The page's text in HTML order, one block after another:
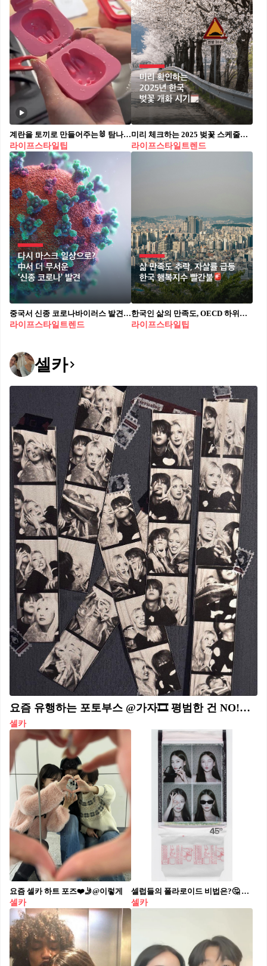
계란을 토끼로 만들어주는🐰 탐나는데?🥚
라이프스타일팁
미리 체크하는 2025 벚꽃 스케줄🗓️ 호텔스닷컴이 예측한 2025년 한국 벚꽃 개화시기가 공개됐습니다. 호텔스닷컴에 따르면, 올해 벚꽃은 제주에서 3월 21일경 가장 먼저 시작될 예정이며, 이후 남부 지역, 중부 지역, 그리고 마지막으로 강원 지역까지 차례로 벚꽃이 피어나면서 전국이 분홍빛으로 물들 예정입니다. 강원 지역은 4월 초까지 벚꽃이 필 것으로 예상되며, 올해는 기후 변화로 인해 예년보다 2~3일 정도 개화 시기가 앞당겨질 전망입니다. 올해도 아름다운 벚꽃이 전국을 수놓을 예정이니, 미리 개화 시기를 확인하고 벚꽃 여행 계획을 세워보는 것도 좋겠네요.
라이프스타일트렌드
중국서 신종 코로나바이러스 발견🦠 중국 우한에서 새로운 코로나바이러스(HKU5-CoV-2)가 발견되며 우려가 커지고 있습니다. 사우스차이나모닝포스트(SCMP)에 따르면, 중국 연구진은 박쥐에서 인간으로 전염될 가능성이 높은 이 바이러스를 확인했습니다. 특히, 이번 연구를 주도한 시정리 박사는 HKU5-CoV-2가 인간의 ACE2 수용체와 결합하는 특성을 가져 일반 감기 바이러스와 유사하지만, 감염력은 더 강력할 수 있다고 경고했습니다. 연구진은 극저온 전자현미경(Cryo-EM) 기술을 통해 HKU5-CoV-2가 인간 세포뿐만 아니라 장기 조직까지 감염시킬 수 있음을 확인했습니다. 해당 바이러스는 메르스(MERS)를 유발하는 메르베코바이러스 그룹에 속하며, 직접 전염되거나 중간 숙주를 통해 인간에게 확산될 가능성이 높은 것으로 분석됐습니다. 이에 따라, 신종 코로나바이러스의 전파 가능성을 면밀히 모니터링해야 한다는 경고가 이어지고 있습니다.
라이프스타일트렌드
한국인 삶의 만족도, OECD 하위권😳 한국인의 삶의 만족도가 4년 만에 하락하며 OECD 38개국 중 33위에 머물렀습니다. 통계청이 발표한 ‘국민 삶의 질 2024’ 보고서에 따르면, 2023년 삶의 만족도는 6.4점으로 전년 대비 0.1점 떨어졌으며, 특히 저소득층과 고연령층에서 만족도가 더욱 낮은 것으로 나타났습니다. 가족관계 만족도, 대인 신뢰도, 기관 신뢰도 또한 하락했으며, 하루 평균 여가 시간도 4.1시간으로 감소했습니다. 반면 한국의 자살률은 9년 만에 최고치를 기록하며 OECD 국가 중 1위를 유지했습니다. 2023년 인구 10만 명당 자살률은 27.3명으로, 전년 대비 큰 폭으로 증가했습니다. 특히 남성의 자살률이 38.3명으로 여성(16.5명)보다 두 배 이상 높았으며, 한국의 자살률은 OECD 평균을 크게 상회하는 수준으로 조사되었습니다. 삶의 만족도가 하락하고 자살률이 증가하면서, 한국 사회의 정신 건강 문제에 대한 우려가 커지고 있습니다. 전문가들은 사회적 안전망 강화와 정신 건강 지원 확대가 필요하다고 지적하며, 정부 차원의 적극적인 개입이 절실하다고 강조했습니다.
라이프스타일팁
셀카
요즘 유행하는 포토부스 @가자🎞️ 평범한 건 NO!📷 이색적인 네컷사진 스팟 모음🤳 1. 이터널로그 마포구 와우산로29길 48-24 1층 B03호 1960년대 유럽의 아날로그 사진부스를 들여와 복원한 포토부스로 빈티지한 흑백 필름 촬영 2. 포트 강남구 도산대로11길 18, 마포구 포은로 96 볼록렌즈, 테이블구도, 하이앵글 3가지 컨셉으로 독특한 구도로 촬영 3. 돈룩업 성수, 익선, 홍대, 건대, 강남 등 힙하고 특이한 항공샷 레드, 블루, 그레이 컬러의 배경 4. 백업 마포구 서교동 331-13 컬러풀한 장갑을 착용하고 인간 하트 만들어 촬영 5. 하루에어 마포구 어울마당로 123 1층 비행기 화장실 컨셉 부스, 하이 앵글로 촬영 6. BYTP 마포구 와우산로 21길 26, 노원구 노해로 81길 12-4길 엘리베이터, 화장실, 뉴욕 지하철, 다운샷 컨셉의 힙한 스트릿 감성 7. 비무브 마포구 연남동 260-11, 2층 빈티지 하우스 컨셉의 포근&따뜻 무드가 돋보이는 포토부스
셀카
요즘 셀카 하트 포즈❤️🤳@이렇게
셀카
셀럽들의 폴라로이드 비법은?🤔 요즘 셀럽들의 피드를 보다보면 폴라로이드 사진을 심심찮게 볼 수 있는데요. 그 사진들은 대부분 이 곳에서 찍혔을겁니다. 가로수길에 위치한 이곳은 '45ID'라는 이름의 폴라로이드 사진관입니다. 기억에 남을만한 폴라로이드 사진을 건져보고 싶다면 아래 정보를 참고해 방문해보시는 것은 어떨까요? 📍45ID 서울 강남구 도산대로15길 32, 4층 매일 연중무휴 12:00 ~ 21:00 (촬영 사진 종류에 따라 즉석촬영 또는 사전예약 필요)
셀카